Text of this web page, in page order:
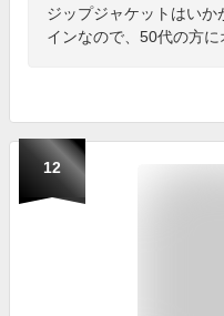
ジップジャケットはい
インなので、50代の方に
12